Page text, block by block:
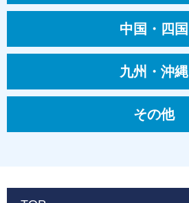
中国・四国
九州・沖縄
その他